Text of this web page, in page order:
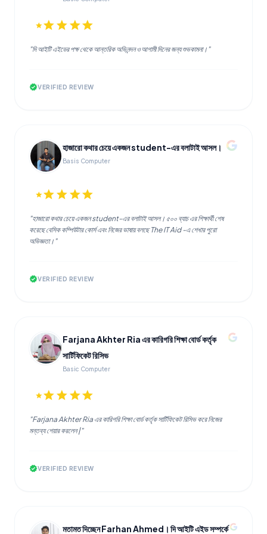
starstarstarstarstar
"দি আইটি এইডের পক্ষ থেকে আন্তরিক অভিনন্দন ও আগামী দিনের জন্য শুভকামনা।"
verifiedVERIFIED REVIEW
হাজারো কথার চেয়ে একজন student-এর বলাটাই আসল।
Basis Computer
starstarstarstarstar
"হাজারো কথার চেয়ে একজন student-এর বলাটাই আসল। ৫০০ ব্যাচ এর শিক্ষার্থী শেষ
করেছে বেসিক কম্পিউটার কোর্স এবং নিজের ভাষায় বলছে The IT Aid -এ শেখার পুরো
অভিজ্ঞতা।"
verifiedVERIFIED REVIEW
Farjana Akhter Ria এর কারিগরি শিক্ষা বোর্ড কর্তৃক
সার্টিফিকেট রিসিভ
Basic Computer
starstarstarstarstar
"Farjana Akhter Ria এর কারিগরি শিক্ষা বোর্ড কর্তৃক সার্টিফিকেট রিসিভ করে নিজের
মন্তব্য শেয়ার করলেন |"
verifiedVERIFIED REVIEW
মতামত দিচ্ছেন Farhan Ahmed। দি আইটি এইড সম্পর্কে